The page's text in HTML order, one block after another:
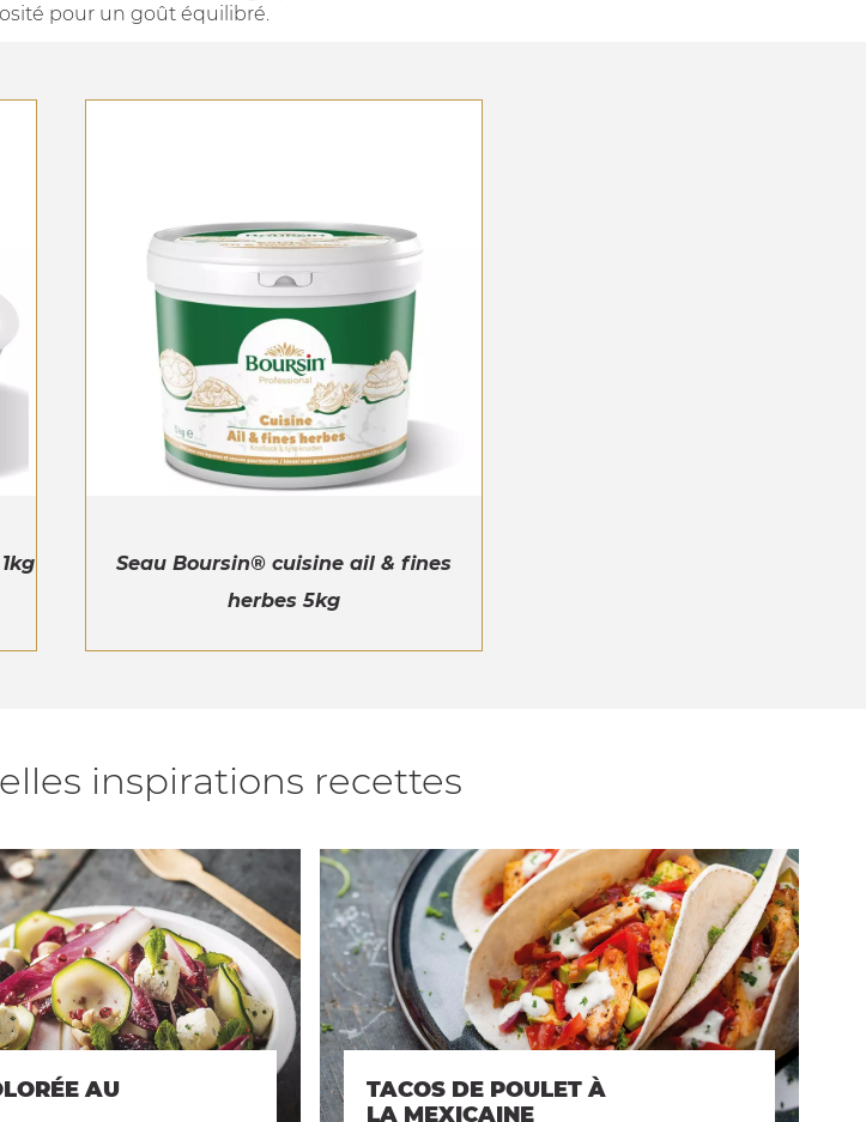
pour un goût équilibré.
Seau Boursin® cuisine ail & fines
herbes 5kg
inspirations recettes
AU
TACOS DE POULET À
LA MEXICAINE